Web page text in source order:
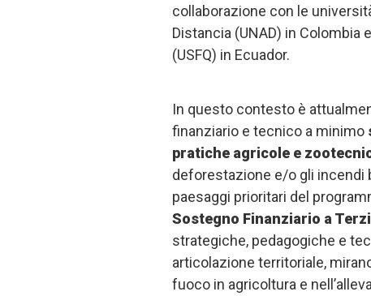
collaborazione con le
Distancia (UNAD) in Colombia
(USFQ) in Ecuador.
In questo contesto è
finanziario e tecnico a minimo
pratiche agricole e
deforestazione e/o gli incendi
paesaggi prioritari del
Sostegno Finanziario a
strategiche, pedagogiche e
articolazione territoriale,
fuoco in agricoltura e